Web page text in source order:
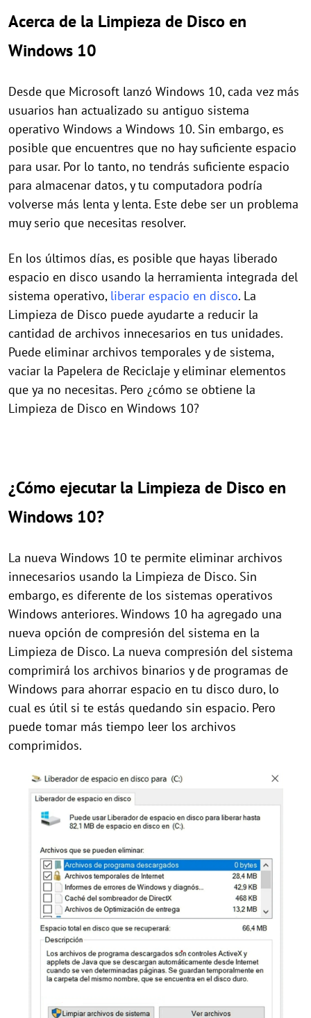
Acerca de la Limpieza de Disco en
Windows 10
Desde que Microsoft lanzó Windows 10, cada vez más
usuarios han actualizado su antiguo sistema
operativo Windows a Windows 10. Sin embargo, es
posible que encuentres que no hay suficiente espacio
para usar. Por lo tanto, no tendrás suficiente espacio
para almacenar datos, y tu computadora podría
volverse más lenta y lenta. Este debe ser un problema
muy serio que necesitas resolver.
En los últimos días, es posible que hayas liberado
espacio en disco usando la herramienta integrada del
sistema operativo, liberar espacio en disco. La
Limpieza de Disco puede ayudarte a reducir la
cantidad de archivos innecesarios en tus unidades.
Puede eliminar archivos temporales y de sistema,
vaciar la Papelera de Reciclaje y eliminar elementos
que ya no necesitas. Pero ¿cómo se obtiene la
Limpieza de Disco en Windows 10?
¿Cómo ejecutar la Limpieza de Disco en
Windows 10?
La nueva Windows 10 te permite eliminar archivos
innecesarios usando la Limpieza de Disco. Sin
embargo, es diferente de los sistemas operativos
Windows anteriores. Windows 10 ha agregado una
nueva opción de compresión del sistema en la
Limpieza de Disco. La nueva compresión del sistema
comprimirá los archivos binarios y de programas de
Windows para ahorrar espacio en tu disco duro, lo
cual es útil si te estás quedando sin espacio. Pero
puede tomar más tiempo leer los archivos
comprimidos.